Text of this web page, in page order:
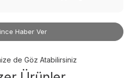
Haber Ver
de Göz Atabilirsiniz